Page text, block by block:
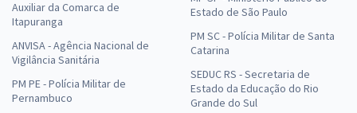
Auxiliar da Comarca de
Itapuranga
ANVISA - Agência Nacional de
Vigilância Sanitária
PM PE - Polícia Militar de
Pernambuco
Estado de São Paulo
PM SC - Polícia Militar de Santa
Catarina
SEDUC RS - Secretaria de
Estado da Educação do Rio
Grande do Sul